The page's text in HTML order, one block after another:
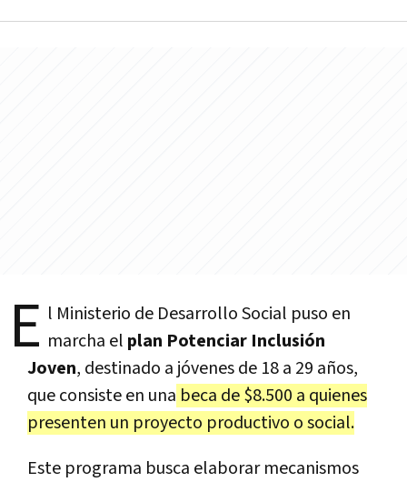
E l Ministerio de Desarrollo Social puso en
marcha el plan Potenciar Inclusión
Joven, destinado a jóvenes de 18 a 29 años,
que consiste en una beca de $8.500 a quienes
presenten un proyecto productivo o social.
Este programa busca elaborar mecanismos